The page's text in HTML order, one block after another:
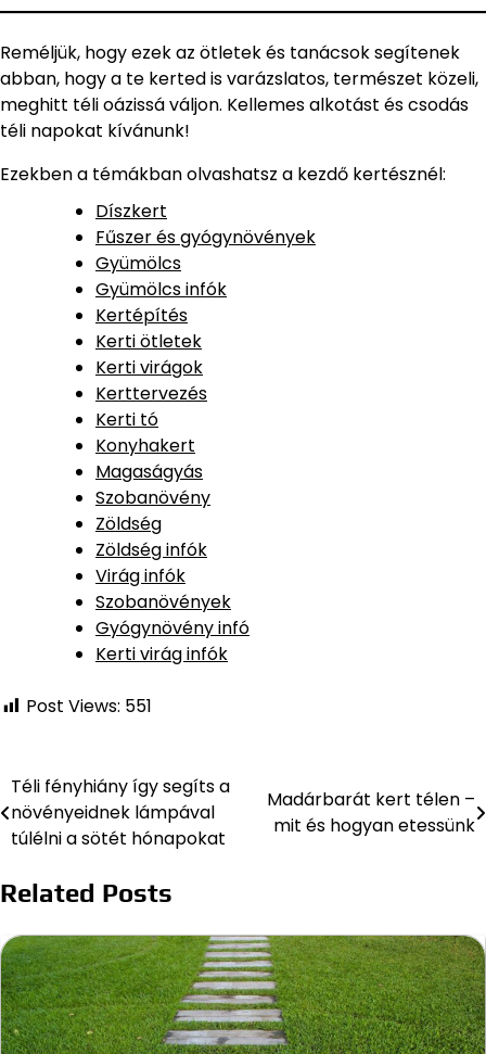
Reméljük, hogy ezek az ötletek és tanácsok segítenek
abban, hogy a te kerted is varázslatos, természet közeli,
meghitt téli oázissá váljon. Kellemes alkotást és csodás
téli napokat kívánunk!
Ezekben a témákban olvashatsz a kezdő kertésznél:
Díszkert
Fűszer és gyógynövények
Gyümölcs
Gyümölcs infók
Kertépítés
Kerti ötletek
Kerti virágok
Kerttervezés
Kerti tó
Konyhakert
Magaságyás
Szobanövény
Zöldség
Zöldség infók
Virág infók
Szobanövények
Gyógynövény infó
Kerti virág infók
Post Views: 551
Bejegyzés
navigáció
Téli fényhiány így segíts a
növényeidnek lámpával
túlélni a sötét hónapokat
Madárbarát kert télen –
mit és hogyan etessünk
Related Posts